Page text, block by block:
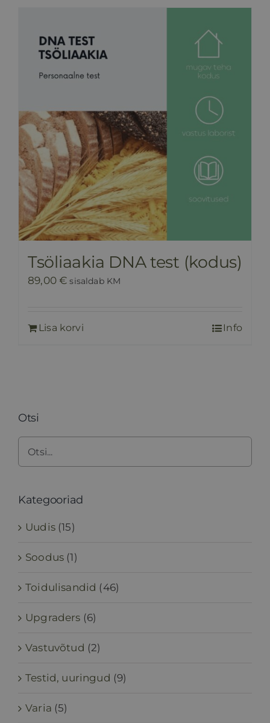
Tsöliaakia DNA test (kodus)
89,00€ sisaldab KM
Lisa korvi Info
Otsi
Kategooriad
Uudis (15)
Soodus (1)
Toidulisandid (46)
Upgraders (6)
Vastuvõtud (2)
Testid, uuringud (9)
Varia (5)